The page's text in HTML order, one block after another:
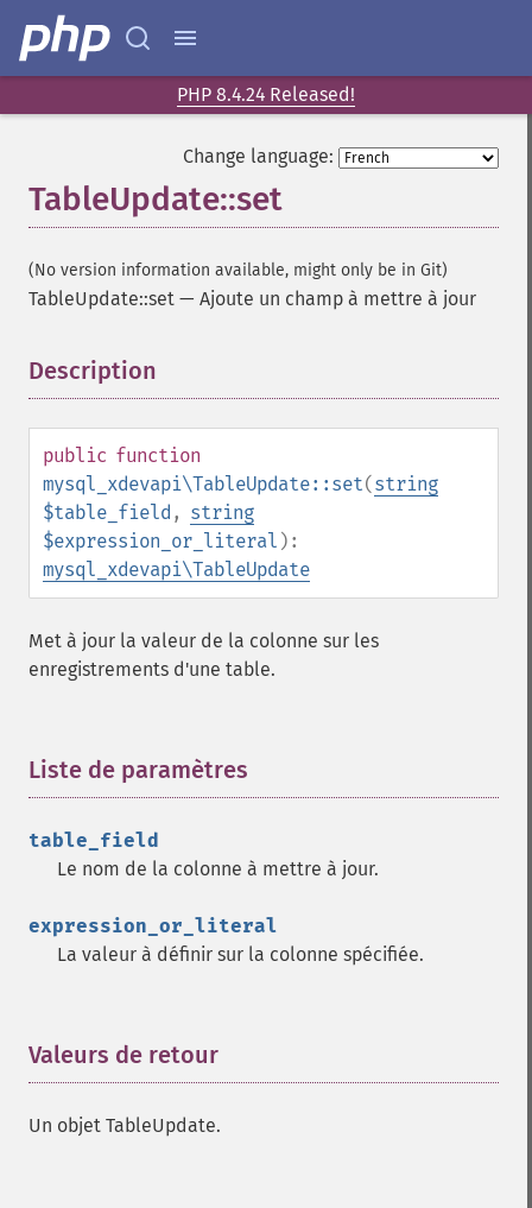
PHP 8.4.24 Released!
Change language:
TableUpdate::set
(No version information available, might only be in Git)
TableUpdate::set — Ajoute un champ à mettre à jour
Description
public function
mysql_xdevapi\TableUpdate::set(string
$table_field , string
$expression_or_literal ):
mysql_xdevapi\TableUpdate
Met à jour la valeur de la colonne sur les
enregistrements d'une table.
Liste de paramètres
table_field
Le nom de la colonne à mettre à jour.
expression_or_literal
La valeur à définir sur la colonne spécifiée.
Valeurs de retour
Un objet TableUpdate.